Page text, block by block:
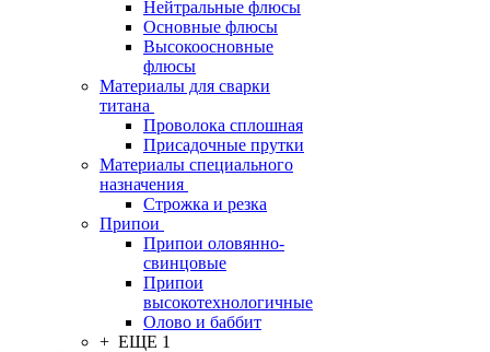
Нейтральные флюсы
Основные флюсы
Высокоосновные
флюсы
Материалы для сварки
титана
Проволока сплошная
Присадочные прутки
Материалы специального
назначения
Строжка и резка
Припои
Припои оловянно-
свинцовые
Припои
высокотехнологичные
Олово и баббит
+ ЕЩЕ 1